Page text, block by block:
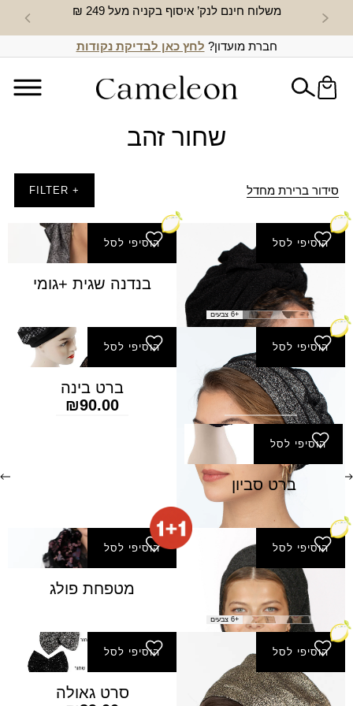
משלוח חינם לנק’ איסוף בקניה מעל 249 ₪ חדש
חברת מועדון? לחץ כאן לבדיקת נקודות
שחור זהב
סידור ברירת מחדל + FILTER
הוסיפי לסל
בנדנה משולש נוצץ
₪50.00
+6 צבעים
הוסיפי לסל
בנדנה שגית +גומי
הוסיפי לסל
ברט אופקים
₪80.00
הוסיפי לסל
ברט בינה
₪90.00
הוסיפי לסל
ברט סביון
הוסיפי לסל
מטפחת הרים (מרובעת)
₪50.00
+6 צבעים
הוסיפי לסל
מטפחת פולג
הוסיפי לסל
סרט אביב
הוסיפי לסל
סרט גאולה